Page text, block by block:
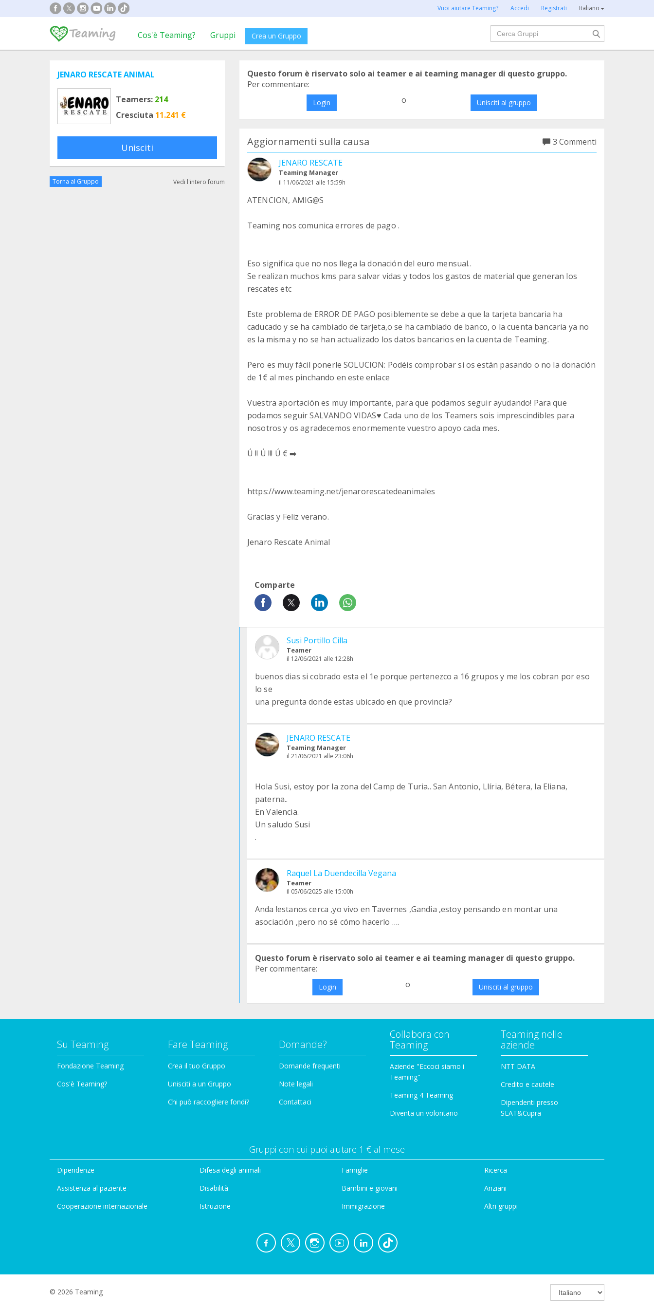
Vuoi aiutare Teaming? Accedi Registrati Italiano
Cos'è Teaming? Gruppi Crea un Gruppo
Cerca
JENARO RESCATE ANIMAL
Teamers: 214
Cresciuta 11.241 €
Unisciti
Torna al Gruppo Vedi l'intero forum
Questo forum è riservato solo ai teamer e ai teaming manager di questo gruppo.
Per commentare:
Login o Unisciti al gruppo
Aggiornamenti sulla causa
3 Commenti
JENARO RESCATE
Teaming Manager
il 11/06/2021 alle 15:59h
ATENCION, AMIG@S
Teaming nos comunica errores de pago .
Eso significa que no nos llega la donación del euro mensual..
Se realizan muchos kms para salvar vidas y todos los gastos de material que generan los
rescates etc
Este problema de ERROR DE PAGO posiblemente se debe a que la tarjeta bancaria ha
caducado y se ha cambiado de tarjeta,o se ha cambiado de banco, o la cuenta bancaria ya no
es la misma y no se han actualizado los datos bancarios en la cuenta de Teaming.
Pero es muy fácil ponerle SOLUCION: Podéis comprobar si os están pasando o no la donación
de 1€ al mes pinchando en este enlace
Vuestra aportación es muy importante, para que podamos seguir ayudando! Para que
podamos seguir SALVANDO VIDAS♥️ Cada uno de los Teamers sois imprescindibles para
nosotros y os agradecemos enormemente vuestro apoyo cada mes.
Ú !! Ú !!! Ú € ➡️
https://www.teaming.net/jenarorescatedeanimales
Gracias y Feliz verano.
Jenaro Rescate Animal
Comparte
Susi Portillo Cilla
Teamer
il 12/06/2021 alle 12:28h
buenos dias si cobrado esta el 1e porque pertenezco a 16 grupos y me los cobran por eso
lo se
una pregunta donde estas ubicado en que provincia?
JENARO RESCATE
Teaming Manager
il 21/06/2021 alle 23:06h
Hola Susi, estoy por la zona del Camp de Turia.. San Antonio, Llíria, Bétera, la Eliana,
paterna..
En Valencia.
Un saludo Susi
.
Raquel La Duendecilla Vegana
Teamer
il 05/06/2025 alle 15:00h
Anda !estanos cerca ,yo vivo en Tavernes ,Gandia ,estoy pensando en montar una
asociación ,pero no sé cómo hacerlo ….
Questo forum è riservato solo ai teamer e ai teaming manager di questo gruppo.
Per commentare:
Login o Unisciti al gruppo
Su Teaming
Fondazione Teaming
Cos'è Teaming?
Fare Teaming
Crea il tuo Gruppo
Unisciti a un Gruppo
Chi può raccogliere fondi?
Domande?
Domande frequenti
Note legali
Contattaci
Collabora con
Teaming
Aziende "Eccoci siamo i
Teaming"
Teaming 4 Teaming
Diventa un volontario
Teaming nelle
aziende
NTT DATA
Credito e cautele
Dipendenti presso
SEAT&Cupra
Gruppi con cui puoi aiutare 1 € al mese
Dipendenze
Assistenza al paziente
Cooperazione internazionale
Difesa degli animali
Disabilità
Istruzione
Famiglie
Bambini e giovani
Immigrazione
Ricerca
Anziani
Altri gruppi
© 2026 Teaming